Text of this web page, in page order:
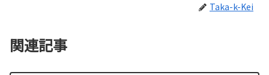
Taka-k-Kei
関連記事